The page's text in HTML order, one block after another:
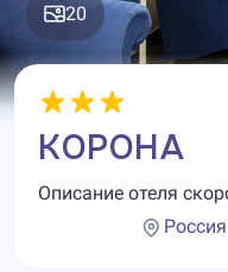
20
КОРОНА
Описание отеля
Россия